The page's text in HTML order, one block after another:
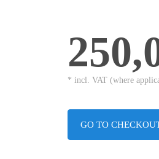
* incl. VAT (where
GO TO